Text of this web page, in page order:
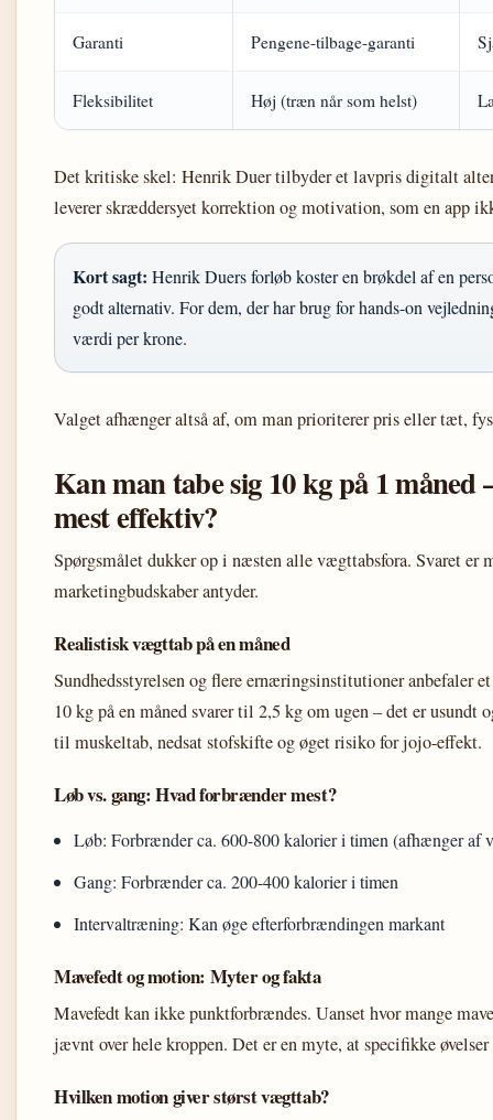
Garanti Pengene-tilbage-garanti
Fleksibilitet Høj (træn når som helst)
Det kritiske skel: Henrik Duer tilbyder et lavpris digitalt
leverer skræddersyet korrektion og motivation, som en app
Kort sagt: Henrik Duers forløb koster en brøkdel af en
godt alternativ. For dem, der har brug for hands-on
værdi per krone.
Valget afhænger altså af, om man prioriterer pris eller tæt,
Kan man tabe sig 10 kg på 1
mest effektiv?
Spørgsmålet dukker op i næsten alle vægttabsfora. Svaret er
marketingbudskaber antyder.
Realistisk vægttab på en måned
Sundhedsstyrelsen og flere ernæringsinstitutioner anbefaler
10 kg på en måned svarer til 2,5 kg om ugen – det er usundt
til muskeltab, nedsat stofskifte og øget risiko for jojo-effekt.
Løb vs. gang: Hvad forbrænder mest?
Løb: Forbrænder ca. 600-800 kalorier i timen (afhænger af
Gang: Forbrænder ca. 200-400 kalorier i timen
Intervaltræning: Kan øge efterforbrændingen markant
Mavefedt og motion: Myter og fakta
Mavefedt kan ikke punktforbrændes. Uanset hvor mange
jævnt over hele kroppen. Det er en myte, at specifikke
Hvilken motion giver størst vægttab?